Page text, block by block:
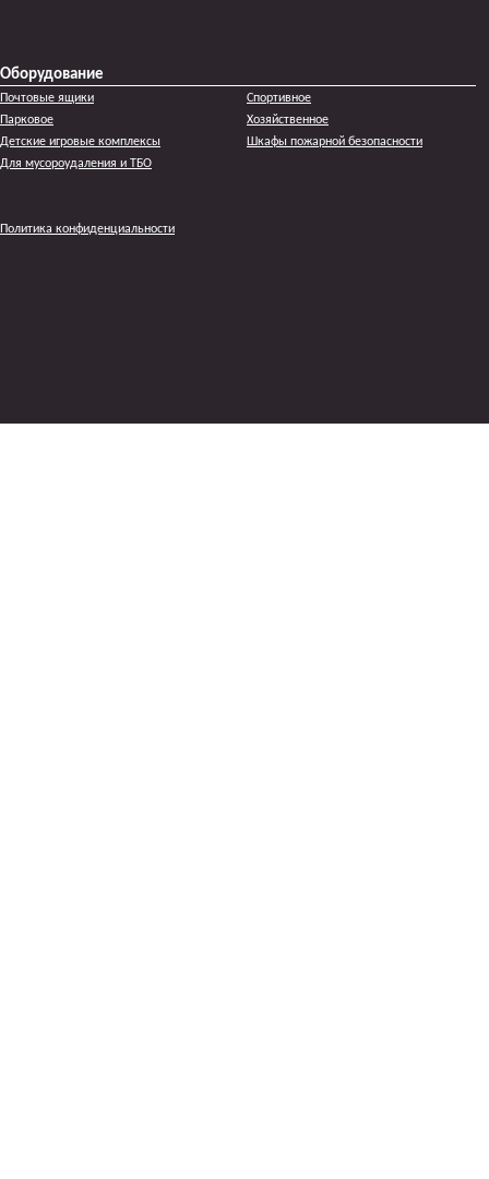
Оборудование
Почтовые ящики
Парковое
Детские игровые комплексы
Для мусороудаления и ТБО
Спортивное
Хозяйственное
Шкафы пожарной безопасности
Политика конфиденциальности